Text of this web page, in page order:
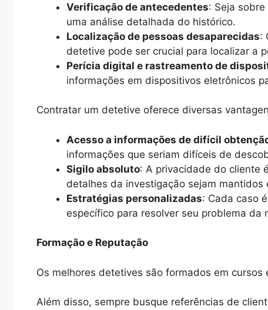
Verificação de antecedentes: Seja
uma análise detalhada do histórico.
Localização de pessoas desaparecidas:
detetive pode ser crucial para localizar a
Perícia digital e rastreamento de
informações em dispositivos eletrônicos
Contratar um detetive oferece diversas
Acesso a informações de difícil
informações que seriam difíceis de
Sigilo absoluto: A privacidade do cliente
detalhes da investigação sejam mantidos
Estratégias personalizadas: Cada caso
específico para resolver seu problema da
Formação e Reputação
Os melhores detetives são formados em
Além disso, sempre busque referências de